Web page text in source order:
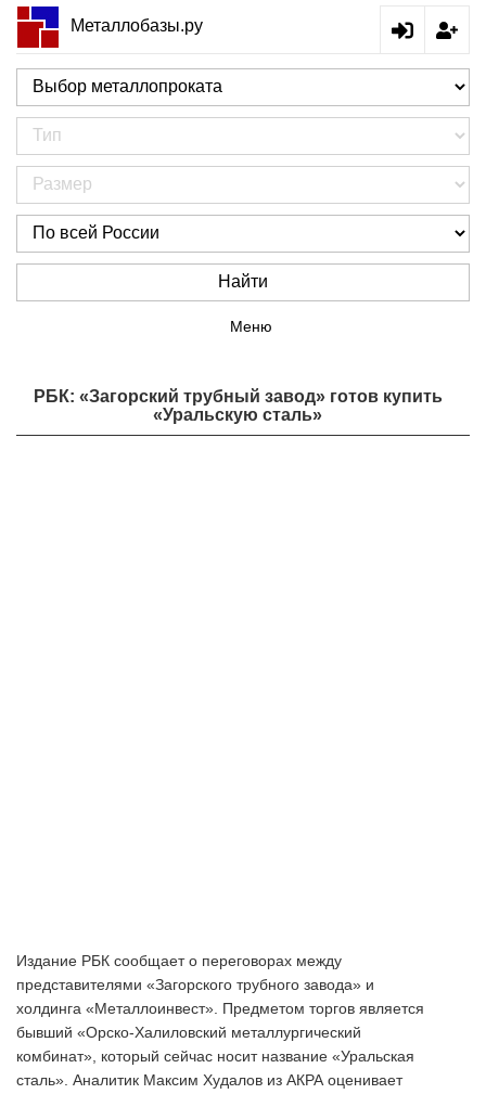
Металлобазы.ру
Найти
Меню
РБК: «Загорский трубный завод» готов купить
«Уральскую сталь»
Издание РБК сообщает о переговорах между
представителями «Загорского трубного завода» и
холдинга «Металлоинвест». Предметом торгов является
бывший «Орско-Халиловский металлургический
комбинат», который сейчас носит название «Уральская
сталь». Аналитик Максим Худалов из АКРА оценивает